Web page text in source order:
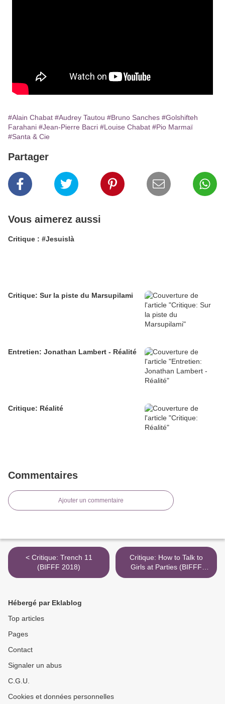
#Alain Chabat #Audrey Tautou #Bruno Sanches #Golshifteh
Farahani #Jean-Pierre Bacri #Louise Chabat #Pio Marmaï
#Santa & Cie
Partager
Vous aimerez aussi
Critique : #Jesuislà
Critique: Sur la piste du Marsupilami
Entretien: Jonathan Lambert - Réalité
Critique: Réalité
Commentaires
Ajouter un commentaire
< Critique: Trench 11
(BIFFF 2018)
Critique: How to Talk to
Girls at Parties (BIFFF
2018) >
Hébergé par Eklablog
Top articles
Pages
Contact
Signaler un abus
C.G.U.
Cookies et données personnelles